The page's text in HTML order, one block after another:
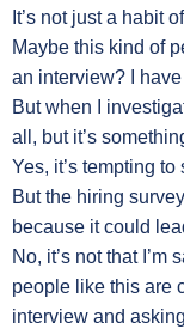
It’s not just a habit
Maybe this kind of
an interview? I
But when I
all, but it’s
Yes, it’s tempting to
But the hiring
because it could
No, it’s not that I’m
people like this are
interview and